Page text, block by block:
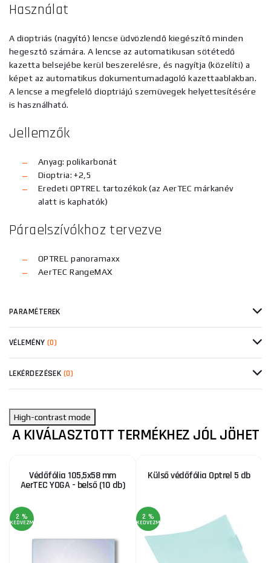
Használat
A dioptriás (nagyító) lencse üdvözlendő kiegészítő minden
hegesztő számára. A lencse az automatikusan sötétedő
kazetta belsejébe kerül beszerelésre, és nagyítja (közelíti) a
képet az automatikus dokumentumadagoló kazettaablakban.
A lencse a megfelelő dioptriájú szemüvegek helyettesítésére
is használható.
Jellemzők
Anyag: polikarbonát
Dioptria: +2,5
Eredeti OPTREL tartozékok (az AerTEC márkanév
alatt is kaphatók)
Páraelszívókhoz tervezve
OPTREL panoramaxx
AerTEC RangeMAX
PARAMÉTEREK
VÉLEMÉNY (0)
LEKÉRDEZÉSEK (0)
High-contrast mode
A KIVÁLASZTOTT TERMÉKHEZ JÓL JÖHET
Védőfólia 105,5x58 mm
AerTEC YOGA - belső (10 db)
2 %
KEDVEZMÉNY
Külső védőfólia Optrel 5 db
2 %
KEDVEZMÉNY